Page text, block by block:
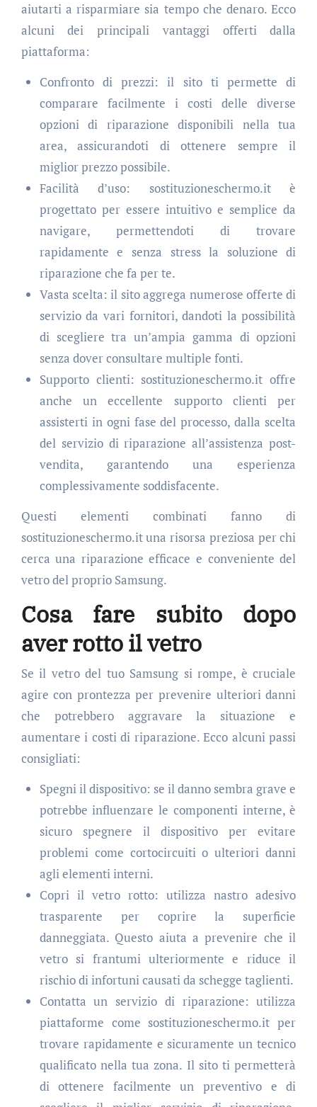
aiutarti a risparmiare sia tempo che denaro. Ecco
alcuni dei principali vantaggi offerti dalla
piattaforma:
Confronto di prezzi: il sito ti permette di
comparare facilmente i costi delle diverse
opzioni di riparazione disponibili nella tua
area, assicurandoti di ottenere sempre il
miglior prezzo possibile.
Facilità d’uso: sostituzioneschermo.it è
progettato per essere intuitivo e semplice da
navigare, permettendoti di trovare
rapidamente e senza stress la soluzione di
riparazione che fa per te.
Vasta scelta: il sito aggrega numerose offerte di
servizio da vari fornitori, dandoti la possibilità
di scegliere tra un’ampia gamma di opzioni
senza dover consultare multiple fonti.
Supporto clienti: sostituzioneschermo.it offre
anche un eccellente supporto clienti per
assisterti in ogni fase del processo, dalla scelta
del servizio di riparazione all’assistenza post-
vendita, garantendo una esperienza
complessivamente soddisfacente.
Questi elementi combinati fanno di
sostituzioneschermo.it una risorsa preziosa per chi
cerca una riparazione efficace e conveniente del
vetro del proprio Samsung.
Cosa fare subito dopo
aver rotto il vetro
Se il vetro del tuo Samsung si rompe, è cruciale
agire con prontezza per prevenire ulteriori danni
che potrebbero aggravare la situazione e
aumentare i costi di riparazione. Ecco alcuni passi
consigliati:
Spegni il dispositivo: se il danno sembra grave e
potrebbe influenzare le componenti interne, è
sicuro spegnere il dispositivo per evitare
problemi come cortocircuiti o ulteriori danni
agli elementi interni.
Copri il vetro rotto: utilizza nastro adesivo
trasparente per coprire la superficie
danneggiata. Questo aiuta a prevenire che il
vetro si frantumi ulteriormente e riduce il
rischio di infortuni causati da schegge taglienti.
Contatta un servizio di riparazione: utilizza
piattaforme come sostituzioneschermo.it per
trovare rapidamente e sicuramente un tecnico
qualificato nella tua zona. Il sito ti permetterà
di ottenere facilmente un preventivo e di